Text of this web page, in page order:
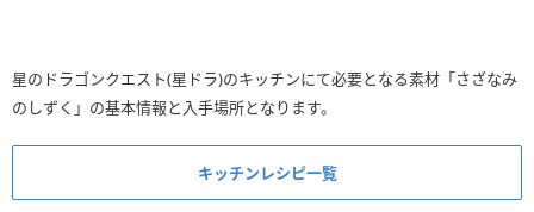
星のドラゴンクエスト(星ドラ)のキッチンにて必要となる素材「さざなみ
のしずく」の基本情報と入手場所となります。
キッチンレシピ一覧